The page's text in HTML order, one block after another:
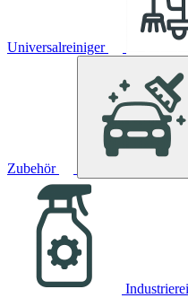
Universalreiniger
Zubehör